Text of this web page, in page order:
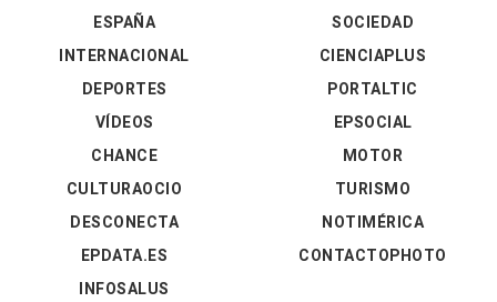
ESPAÑA
INTERNACIONAL
DEPORTES
VÍDEOS
SOCIEDAD
CIENCIAPLUS
PORTALTIC
EPSOCIAL
CHANCE
CULTURAOCIO
DESCONECTA
EPDATA.ES
INFOSALUS
MOTOR
TURISMO
NOTIMÉRICA
CONTACTOPHOTO